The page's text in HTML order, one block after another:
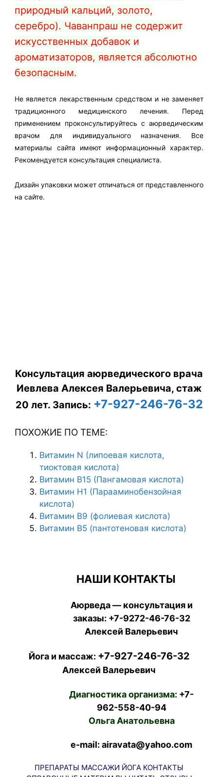
природный кальций, золото,
серебро). Чаванпраш не содержит
искусственных добавок и
ароматизаторов, является абсолютно
безопасным.
Не является лекарственным средством и не заменяет
традиционного медицинского лечения. Перед
применением проконсультируйтесь с аюрведическим
врачом для индивидуального назначения. Все
материалы сайта имеют информационный характер.
Рекомендуется консультация специалиста.
Дизайн упаковки может отличаться от представленного
на сайте.
Консультация аюрведического врача
Иевлева Алексея Валерьевича, стаж
20 лет. Запись: +7-927-246-76-32
ПОХОЖИЕ ПО ТЕМЕ:
Витамин N (липоевая кислота,
тиоктовая кислота)
Витамин В15 (Пангамовая кислота)
Витамин Н1 (Парааминобензойная
кислота)
Витамин В9 (фолиевая кислота)
Витамин В5 (пантотеновая кислота)
НАШИ КОНТАКТЫ
Аюрведа — консультация и
заказы: +7-9272-46-76-32
Алексей Валерьевич
Йога и массаж: +7-927-246-76-32
Алексей Валерьевич
Диагностика организма: +7-
962-558-40-94
Ольга Анатольевна
e-mail: airavata@yahoo.com
ПРЕПАРАТЫ МАССАЖИ ЙОГА КОНТАКТЫ